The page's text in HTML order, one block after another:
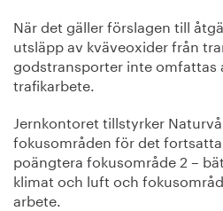
När det gäller förslagen till
utsläpp av kväveoxider från
godstransporter inte omfattas
trafikarbete.
Jernkontoret tillstyrker
fokusområden för det
poängtera fokusområde 2 –
klimat och luft och
arbete.